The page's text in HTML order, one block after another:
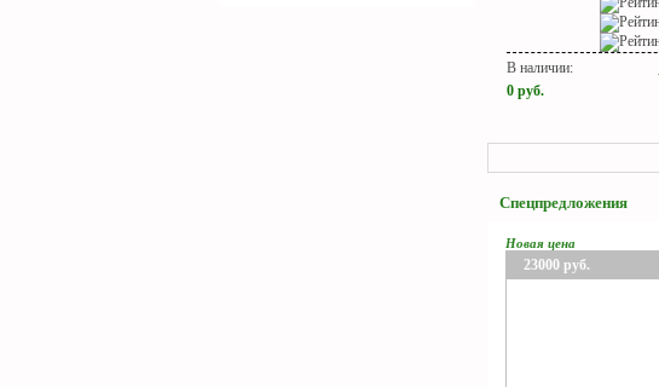
В наличии:
0 руб.
Спецпредложения
Новая цена
23000 руб.